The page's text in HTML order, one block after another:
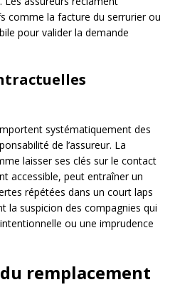
comme la facture du serrurier ou
pour valider la demande
systématiquement des
de l’assureur. La
laisser ses clés sur le contact
accessible, peut entraîner un
répétées dans un court laps
la suspicion des compagnies qui
ou une imprudence
remplacement